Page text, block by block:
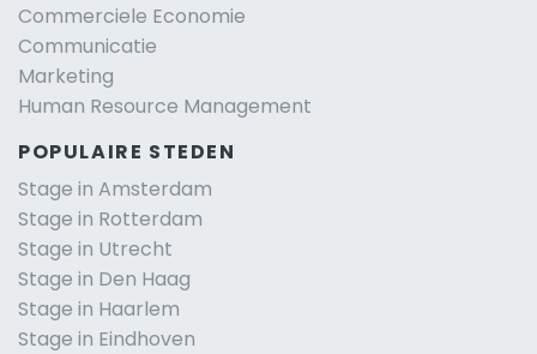
Commerciele Economie
Communicatie
Marketing
Human Resource Management
POPULAIRE STEDEN
Stage in Amsterdam
Stage in Rotterdam
Stage in Utrecht
Stage in Den Haag
Stage in Haarlem
Stage in Eindhoven